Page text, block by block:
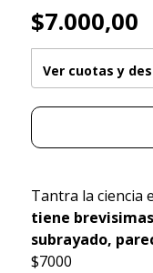
$7.000,00
Ver cuotas y
Tantra la ciencia
tiene
subrayado,
$7000